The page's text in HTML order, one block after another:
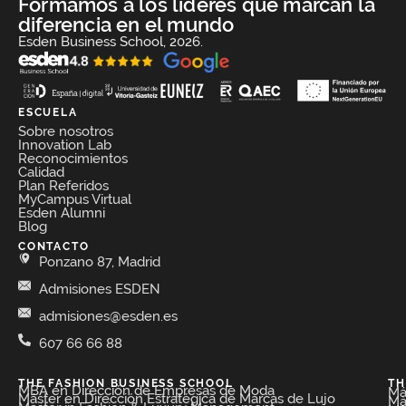
Formamos a los líderes que marcan la
diferencia en el mundo
Esden Business School, 2026.
ESCUELA
Sobre nosotros
Innovation Lab
Reconocimientos
Calidad
Plan Referidos
MyCampus Virtual
Esden Alumni
Blog
CONTACTO
Ponzano 87, Madrid
Admisiones ESDEN
admisiones@esden.es
607 66 66 88
THE FASHION BUSINESS SCHOOL​
MBA en Dirección de Empresas de Moda​
Máster en Dirección Estratégica de Marcas de Lujo